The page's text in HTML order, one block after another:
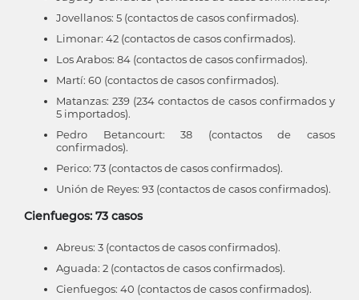
Jovellanos: 5 (contactos de casos confirmados).
Limonar: 42 (contactos de casos confirmados).
Los Arabos: 84 (contactos de casos confirmados).
Martí: 60 (contactos de casos confirmados).
Matanzas: 239 (234 contactos de casos confirmados y
5 importados).
Pedro Betancourt: 38 (contactos de casos
confirmados).
Perico: 73 (contactos de casos confirmados).
Unión de Reyes: 93 (contactos de casos confirmados).
Cienfuegos: 73 casos
Abreus: 3 (contactos de casos confirmados).
Aguada: 2 (contactos de casos confirmados).
Cienfuegos: 40 (contactos de casos confirmados).